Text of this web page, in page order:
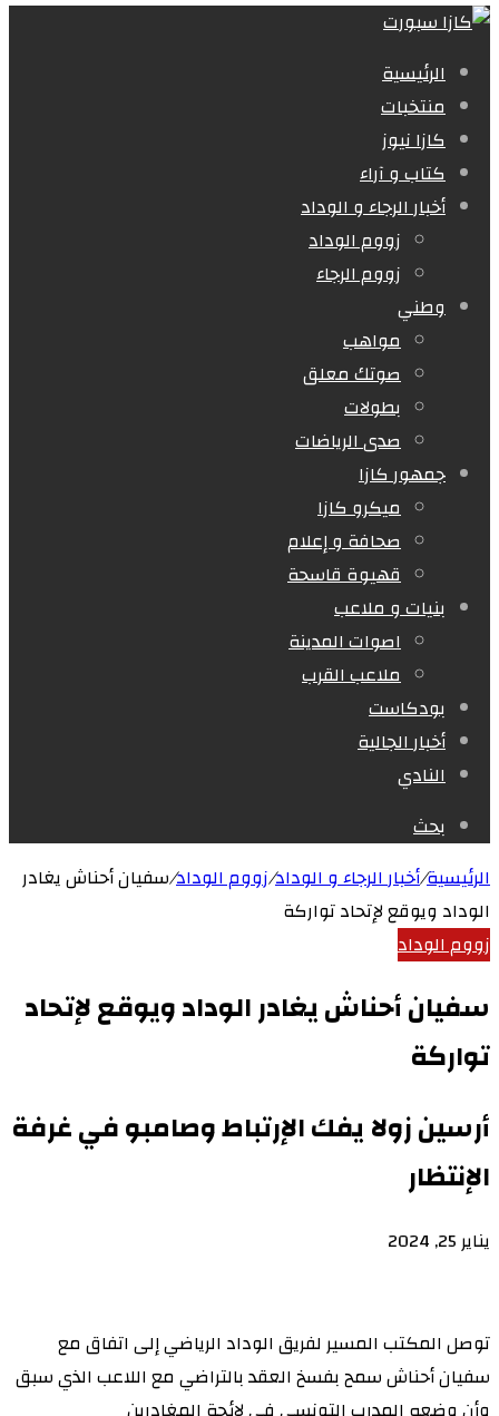
الرئيسية
منتخبات
كازا نيوز
كتاب و آراء
أخبار الرجاء و الوداد
زووم الوداد
زووم الرجاء
وطني
مواهب
صوتك معلق
بطولات
صدى الرياضات
جمهور كازا
ميكرو كازا
صحافة و إعلام
قهيوة قاسحة
بنيات و ملاعب
اصوات المدينة
ملاعب القرب
بودكاست
أخبار الجالية
النادي
بحث
الرئيسية/أخبار الرجاء و الوداد/زووم الوداد/سفيان أحناش يغادر
الوداد ويوقع لإتحاد تواركة
زووم الوداد
سفيان أحناش يغادر الوداد ويوقع لإتحاد
تواركة
أرسين زولا يفك الإرتباط وصامبو في غرفة
الإنتظار
يناير 25, 2024
توصل المكتب المسير لفريق الوداد الرياضي إلى اتفاق مع
سفيان أحناش سمح بفسخ العقد بالتراضي مع اللاعب الذي سبق